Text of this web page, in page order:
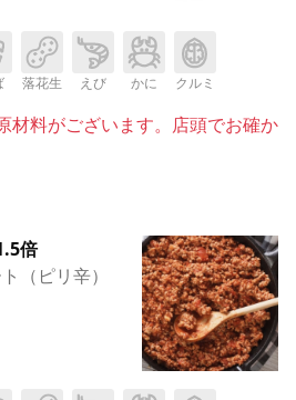
落花生 えび かに クルミ
材料がございます。店頭でお確か
倍
（ピリ辛）